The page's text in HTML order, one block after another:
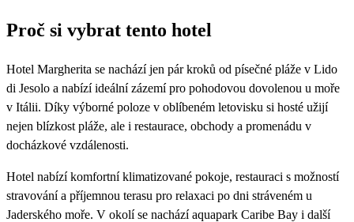
28 29 30
Proč si vybrat tento hotel
Hotel Margherita se nachází jen pár kroků od písečné pláže v Lido
di Jesolo a nabízí ideální zázemí pro pohodovou dovolenou u moře
v Itálii. Díky výborné poloze v oblíbeném letovisku si hosté užijí
nejen blízkost pláže, ale i restaurace, obchody a promenádu v
docházkové vzdálenosti.
Hotel nabízí komfortní klimatizované pokoje, restauraci s možností
stravování a příjemnou terasu pro relaxaci po dni stráveném u
Jaderského moře. V okolí se nachází aquapark Caribe Bay i další